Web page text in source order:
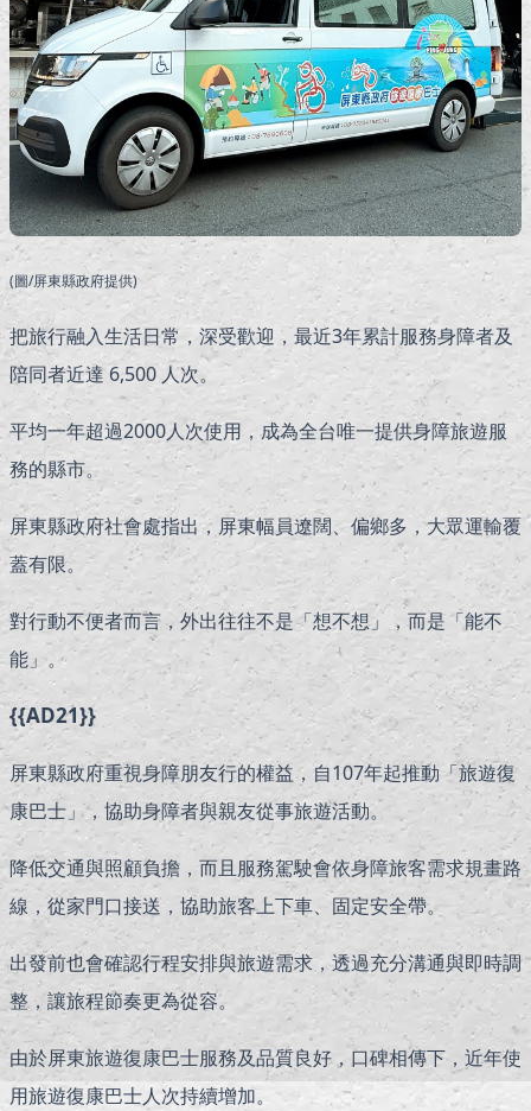
(圖/屏東縣政府提供)
把旅行融入生活日常，深受歡迎，最近3年累計服務身障者及
陪同者近達 6,500 人次。
平均一年超過2000人次使用，成為全台唯一提供身障旅遊服
務的縣市。
屏東縣政府社會處指出，屏東幅員遼闊、偏鄉多，大眾運輸覆
蓋有限。
對行動不便者而言，外出往往不是「想不想」，而是「能不
能」。
{{AD21}}
屏東縣政府重視身障朋友行的權益，自107年起推動「旅遊復
康巴士」，協助身障者與親友從事旅遊活動。
降低交通與照顧負擔，而且服務駕駛會依身障旅客需求規畫路
線，從家門口接送，協助旅客上下車、固定安全帶。
出發前也會確認行程安排與旅遊需求，透過充分溝通與即時調
整，讓旅程節奏更為從容。
由於屏東旅遊復康巴士服務及品質良好，口碑相傳下，近年使
用旅遊復康巴士人次持續增加。